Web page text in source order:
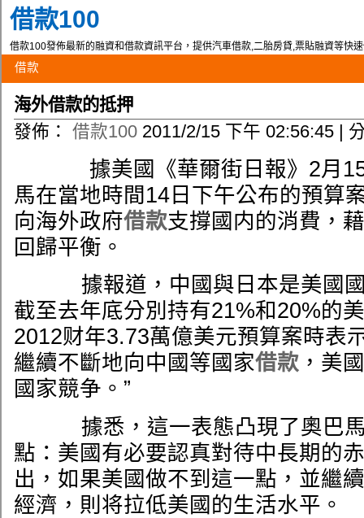
借款100
借款100發佈最新的融資和借款資訊平台，提供汽車借款,二胎房貸,票貼融資等快
借款
海外借款的抵押
發佈： 借款100 2011/2/15 下午 02:56:45 |
據美國《華爾街日報》2月15
馬在當地時間14日下午公布的預算
向海外政府借款支撐國内的消費，
回歸平衡。
據報道，中國與日本是美國國
截至去年底分別持有21%和20%的
2012财年3.73萬億美元預算案時表
繼續不斷地向中國等國家借款 ，美
國家競争。”
據悉，這一表態凸現了奧巴馬
點：美國有必要認真對待中長期的
出，如果美國做不到這一點，並繼
經濟，則将拉低美國的生活水平。